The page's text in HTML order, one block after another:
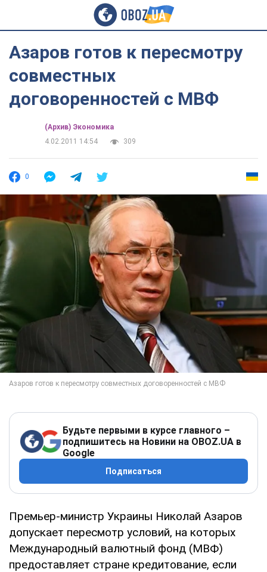
Азаров готов к пересмотру
совместных
договоренностей с МВФ
(Архив) Экономика
4.02.2011 14:54
309
0
Будьте первыми в курсе главного –
подпишитесь на Новини на OBOZ.UA в
Google
Подписаться
Премьер-министр Украины Николай Азаров
допускает пересмотр условий, на которых
Международный валютный фонд (МВФ)
предоставляет стране кредитование, если